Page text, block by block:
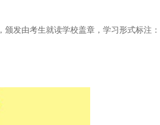
发由考生就读学校盖章，学习形式标注：